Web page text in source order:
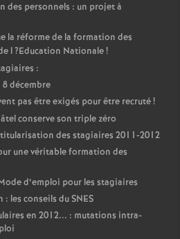
des personnels : un projet à
la réforme de la formation des
l?Education Nationale!
:
8 décembre
pas être exigés pour être recruté!
conserve son triple zéro
des stagiaires 2011-2012
une véritable formation des
d’emploi pour les stagiaires
les conseils duSNES
en 2012... : mutations intra-